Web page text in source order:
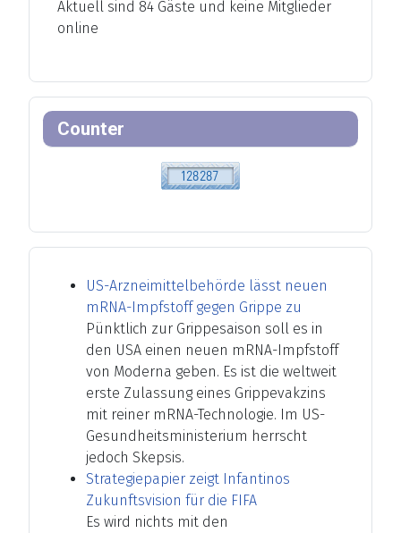
Aktuell sind 84 Gäste und keine Mitglieder
online
Counter
US-Arzneimittelbehörde lässt neuen
mRNA-Impfstoff gegen Grippe zu
Pünktlich zur Grippesaison soll es in
den USA einen neuen mRNA-Impfstoff
von Moderna geben. Es ist die weltweit
erste Zulassung eines Grippevakzins
mit reiner mRNA-Technologie. Im US-
Gesundheitsministerium herrscht
jedoch Skepsis.
Strategiepapier zeigt Infantinos
Zukunftsvision für die FIFA
Es wird nichts mit den